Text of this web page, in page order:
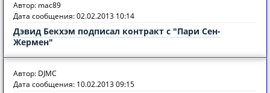
Автор: mac89
Дата сообщения: 02.02.2013 10:14
Дэвид Бекхэм подписал контракт с "Пари Сен-
Жермен"
Автор: DJMC
Дата сообщения: 10.02.2013 09:15